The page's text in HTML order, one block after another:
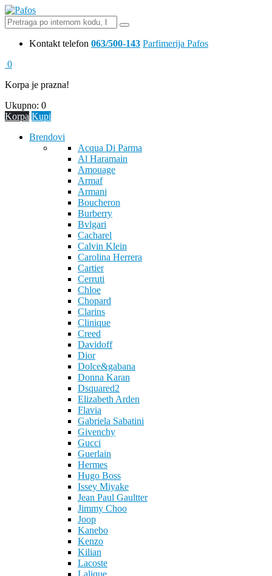
Kontakt telefon 063/500-143 Parfimerija Pafos
0
Korpa je prazna!
Ukupno: 0
Korpa Kupi
Brendovi
Acqua Di Parma
Al Haramain
Amouage
Armaf
Armani
Boucheron
Burberry
Bvlgari
Cacharel
Calvin Klein
Carolina Herrera
Cartier
Cerruti
Chloe
Chopard
Clarins
Clinique
Creed
Davidoff
Dior
Dolce&gabana
Donna Karan
Dsquared2
Elizabeth Arden
Flavia
Gabriela Sabatini
Givenchy
Gucci
Guerlain
Hermes
Hugo Boss
Issey Miyake
Jean Paul Gaultter
Jimmy Choo
Joop
Kanebo
Kenzo
Kilian
Lacoste
Lalique